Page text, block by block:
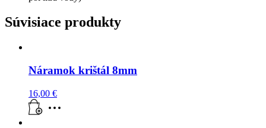
Súvisiace produkty
Náramok krištál 8mm
16,00 €